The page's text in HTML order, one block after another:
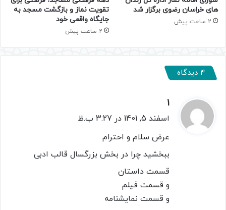
های خراسان رضوی برگزار شد
2 ساعت پیش
تقویت نماز و بازگشت مسجد به
جایگاه واقعی خود
2 ساعت پیش
4 دیدگاه
1
ف
اسفند 5, 1401 در 3:27 ب.ظ
عرض سلام و احترام
ببخشید چرا در بخش بزرگسال قالب ادبی
قسمت داستان
و قسمت فیلم
و قسمت نمایشنامه